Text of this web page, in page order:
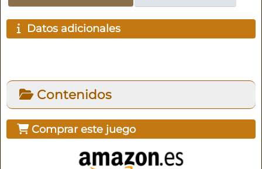
Datos adicionales
Contenidos
Comprar este juego